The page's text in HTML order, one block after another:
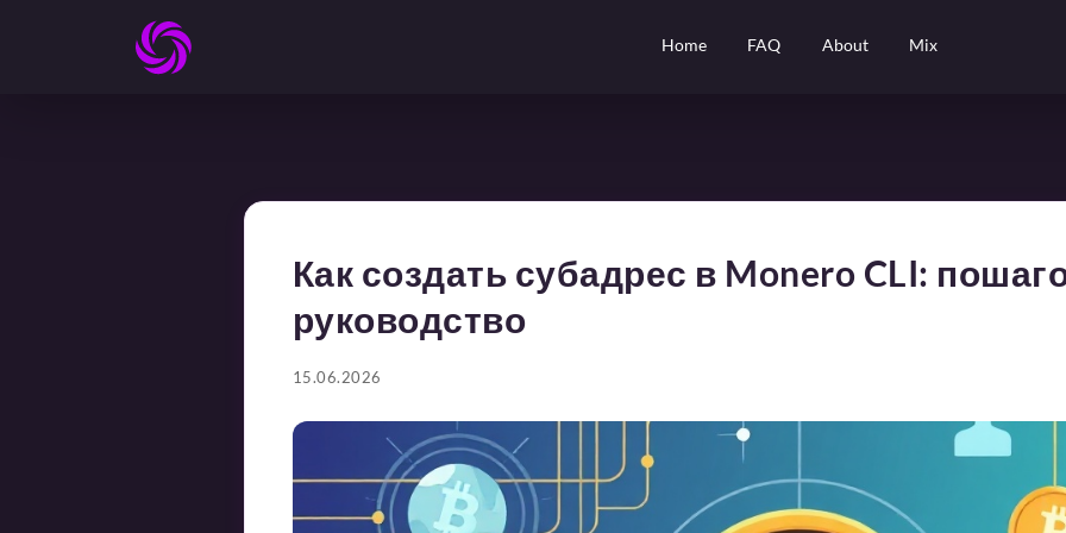
Home FAQ About Mix
Как создать субадрес в Monero CLI:
руководство
15.06.2026